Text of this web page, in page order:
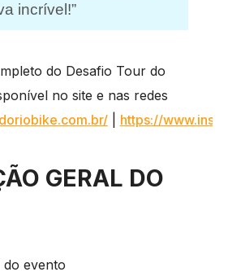
incrível!”
do Desafio Tour do
no site e nas redes
| https://
GERAL DO
evento